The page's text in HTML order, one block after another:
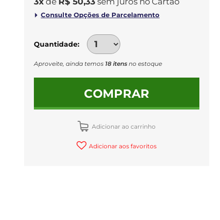
Quantidade
Aproveite, ainda temos 18 itens no estoque
COMPRAR
Adicionar ao carrinho
Adicionar aos favoritos